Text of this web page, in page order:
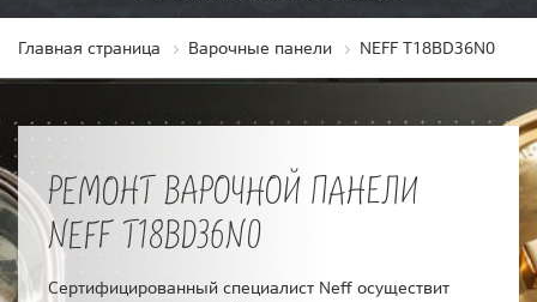
Главная страница Варочные панели NEFF T18BD36N0
РЕМОНТ ВАРОЧНОЙ ПАНЕЛИ
NEFF T18BD36N0
Сертифицированный специалист Neff осуществит